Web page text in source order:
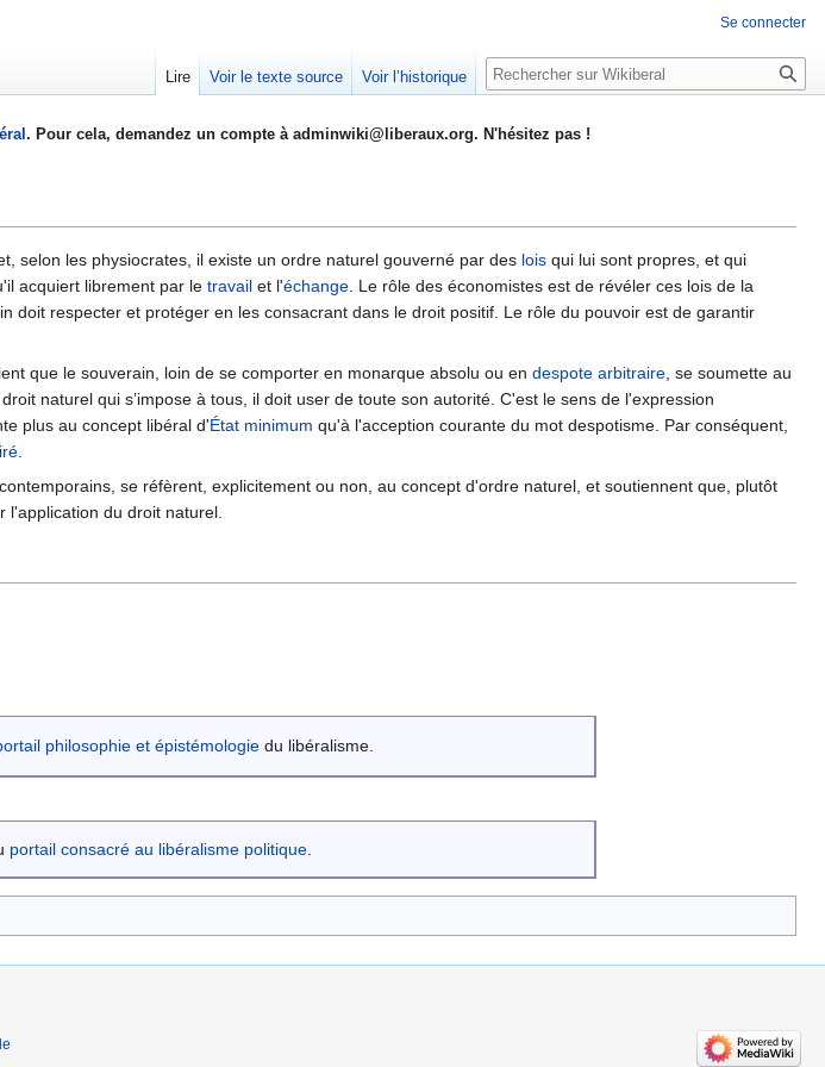
. Pour cela, demandez un compte à adminwiki@liberaux.org. N'hésitez pas !
selon les physiocrates, il existe un ordre naturel gouverné par des lois qui lui sont propres, et qui
acquiert librement par le travail et l'échange. Le rôle des économistes est de révéler ces lois de la
doit respecter et protéger en les consacrant dans le droit positif. Le rôle du pouvoir est de garantir
que le souverain, loin de se comporter en monarque absolu ou en despote arbitraire, se soumette au
naturel qui s’impose à tous, il doit user de toute son autorité. C'est le sens de l'expression
plus au concept libéral d'État minimum qu'à l'acception courante du mot despotisme. Par conséquent,
.
se réfèrent, explicitement ou non, au concept d'ordre naturel, et soutiennent que, plutôt
l'application du droit naturel.
philosophie et épistémologie du libéralisme.
portail consacré au libéralisme politique
Se connecter
Lire Voir le texte source Voir l’historique Rechercher